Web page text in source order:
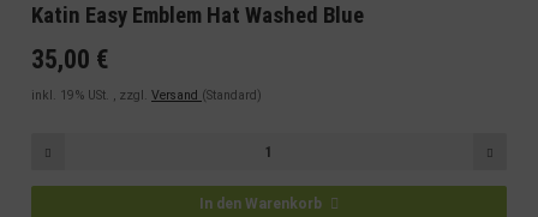
Katin Easy Emblem Hat Washed Blue
35,00 €
inkl. 19% USt. , zzgl. Versand (Standard)
In den Warenkorb